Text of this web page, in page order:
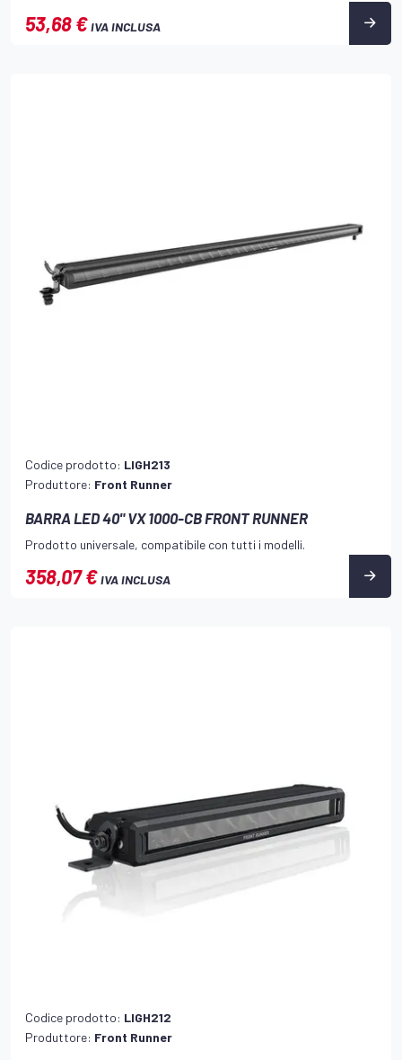
53,68 €IVA INCLUSA
Codice prodotto: LIGH213
Produttore: Front Runner
BARRA LED 40" VX 1000-CB FRONT RUNNER
Prodotto universale, compatibile con tutti i modelli.
358,07 €IVA INCLUSA
Codice prodotto: LIGH212
Produttore: Front Runner